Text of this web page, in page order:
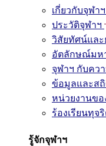
เกี่ยวกับจุฬาฯ
ประวัติจุฬาฯ
วิสัยทัศน์แล
อัตลักษณ์มห
จุฬาฯ กับคว
ข้อมูลและส
หน่วยงานขอ
ร้องเรียนทุจ
รู้จักจุฬาฯ